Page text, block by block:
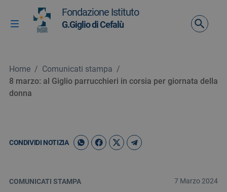
Vai ai contenuti
Vai al menu di navigazione
Vai al footer
Attiva / disattiva la navigazione
Fondazione Istituto
G.Giglio di Cefalù
Home / Comunicati stampa /
8 marzo: al Giglio parrucchieri in corsia per giornata della
donna
CONDIVIDI NOTIZIA
COMUNICATI STAMPA 7 Marzo 2024